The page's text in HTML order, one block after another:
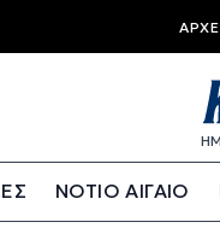
ΝΟΤΙΟ ΑΙΓΑΙΟ